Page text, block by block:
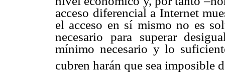
acceso diferencial a Internet
el acceso en sí mismo no es
necesario para superar
mínimo necesario y lo
cubren harán que sea imposible